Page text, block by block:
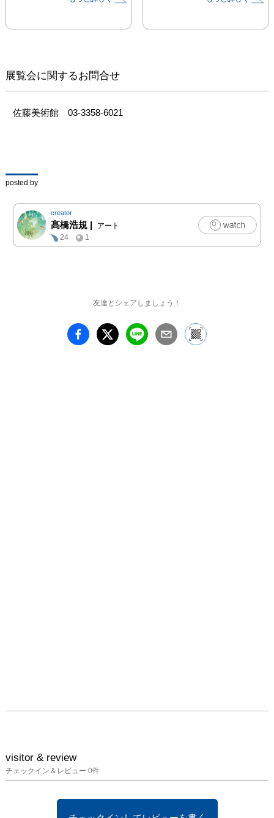
た硬質で透明感のある色
品を含む大作を中心に、
光のフォルムをテーマと
した作品のほか、新作の
また、同時開催として靖
山画廊でも小品を中心に
展示します。
展覧会に関するお問合せ
佐藤美術館　03-3358-6021
posted by
creator
髙橋浩規 |
アート
24
1
友達とシェアしましょう！
visitor & review
チェックイン＆レビュー 0件